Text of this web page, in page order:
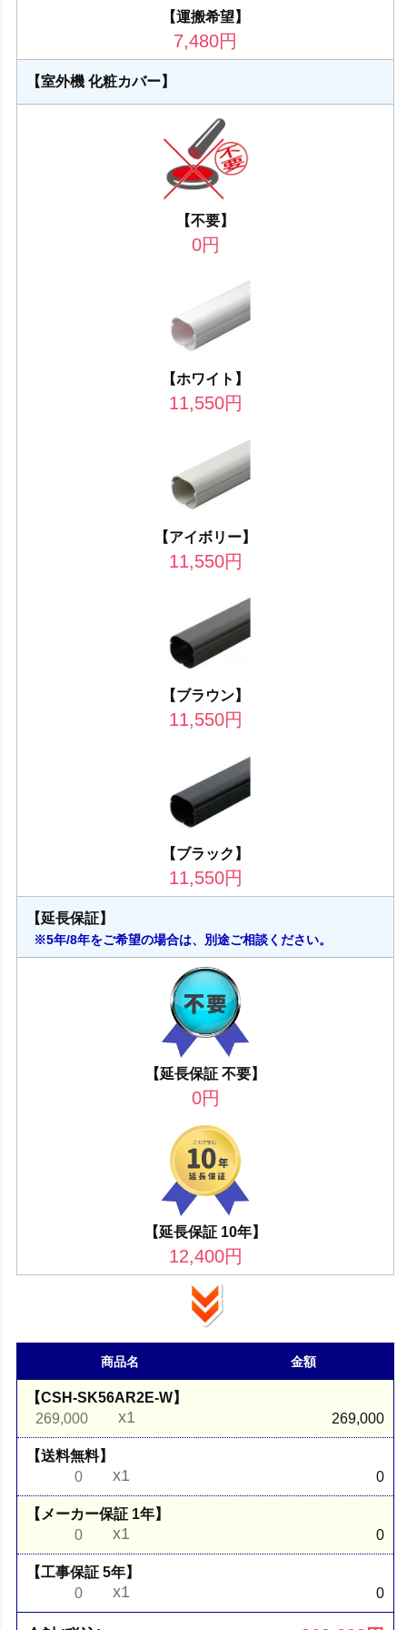
【運搬希望】
7,480円
【室外機 化粧カバー】
【不要】
0円
【ホワイト】
11,550円
【アイボリー】
11,550円
【ブラウン】
11,550円
【ブラック】
11,550円
【延長保証】
※5年/8年をご希望の場合は、別途ご相談ください。
【延長保証 不要】
0円
【延長保証 10年】
12,400円
商品名 金額
【CSH-SK56AR2E-W】
269,000
x1 269,000
【送料無料】
0
x1 0
【メーカー保証 1年】
0
x1 0
【工事保証 5年】
0
x1 0